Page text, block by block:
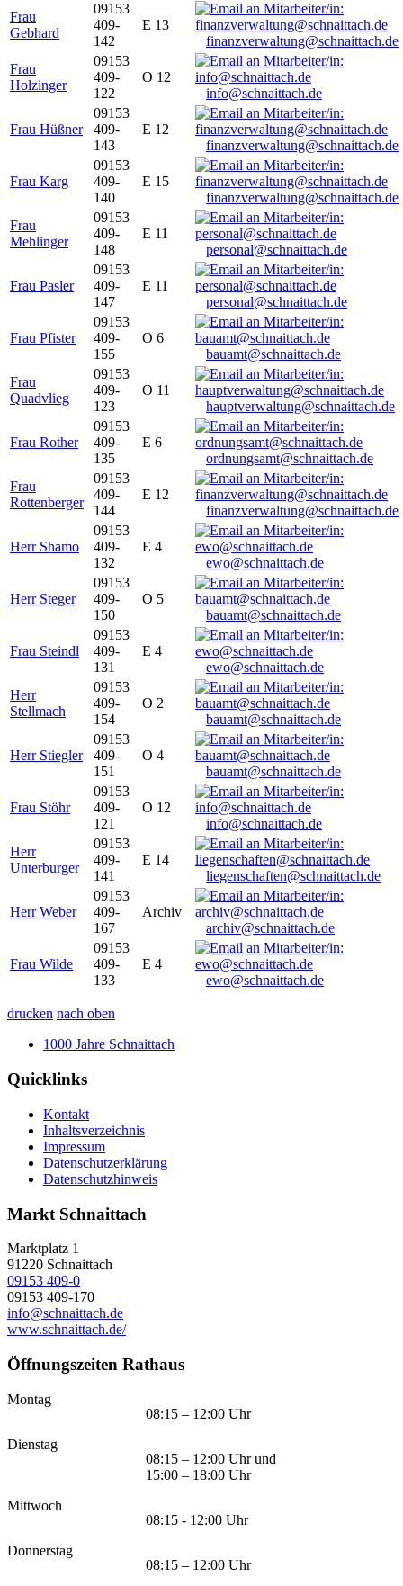
Frau
Gebhard
09153
409-
142
E 13
finanzverwaltung@schnaittach.de
Frau
Holzinger
09153
409-
122
O 12
info@schnaittach.de
Frau Hüßner
09153
409-
143
E 12
finanzverwaltung@schnaittach.de
Frau Karg
09153
409-
140
E 15
finanzverwaltung@schnaittach.de
Frau
Mehlinger
09153
409-
148
E 11
personal@schnaittach.de
Frau Pasler
09153
409-
147
E 11
personal@schnaittach.de
Frau Pfister
09153
409-
155
O 6
bauamt@schnaittach.de
Frau
Quadvlieg
09153
409-
123
O 11
hauptverwaltung@schnaittach.de
Frau Rother
09153
409-
135
E 6
ordnungsamt@schnaittach.de
Frau
Rottenberger
09153
409-
144
E 12
finanzverwaltung@schnaittach.de
Herr Shamo
09153
409-
132
E 4
ewo@schnaittach.de
Herr Steger
09153
409-
150
O 5
bauamt@schnaittach.de
Frau Steindl
09153
409-
131
E 4
ewo@schnaittach.de
Herr
Stellmach
09153
409-
154
O 2
bauamt@schnaittach.de
Herr Stiegler
09153
409-
151
O 4
bauamt@schnaittach.de
Frau Stöhr
09153
409-
121
O 12
info@schnaittach.de
Herr
Unterburger
09153
409-
141
E 14
liegenschaften@schnaittach.de
Herr Weber
09153
409-
167
Archiv
archiv@schnaittach.de
Frau Wilde
09153
409-
133
E 4
ewo@schnaittach.de
drucken nach oben
1000 Jahre Schnaittach
Quicklinks
Kontakt
Inhaltsverzeichnis
Impressum
Datenschutzerklärung
Datenschutzhinweis
Markt Schnaittach
Marktplatz 1
91220 Schnaittach
09153 409-0
09153 409-170
info@schnaittach.de
www.schnaittach.de/
Öffnungszeiten Rathaus
Montag
08:15 – 12:00 Uhr
Dienstag
08:15 – 12:00 Uhr und
15:00 – 18:00 Uhr
Mittwoch
08:15 - 12:00 Uhr
Donnerstag
08:15 – 12:00 Uhr